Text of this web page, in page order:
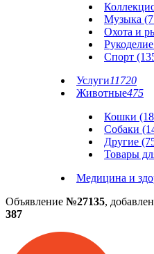
Музыка
Охота и
Спорт
Услуги11720
Животные475
Кошки
Собаки
Другие
Товары
Медицина и
Объявление №27135,
387